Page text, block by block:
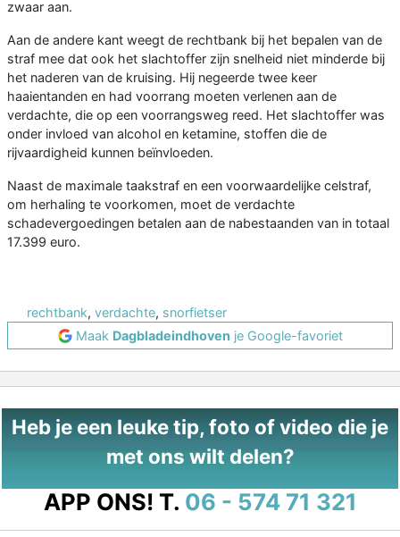
zwaar aan.
Aan de andere kant weegt de rechtbank bij het bepalen van de
straf mee dat ook het slachtoffer zijn snelheid niet minderde bij
het naderen van de kruising. Hij negeerde twee keer
haaientanden en had voorrang moeten verlenen aan de
verdachte, die op een voorrangsweg reed. Het slachtoffer was
onder invloed van alcohol en ketamine, stoffen die de
rijvaardigheid kunnen beïnvloeden.
Naast de maximale taakstraf en een voorwaardelijke celstraf,
om herhaling te voorkomen, moet de verdachte
schadevergoedingen betalen aan de nabestaanden van in totaal
17.399 euro.
rechtbank, verdachte, snorfietser
Maak Dagbladeindhoven je Google-favoriet
Heb je een leuke tip, foto of video die je
met ons wilt delen?
APP ONS! T. 06 - 574 71 321